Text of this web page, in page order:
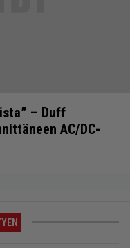
– Duff
AC/DC-